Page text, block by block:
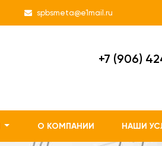
spbsmeta@e1mail.ru
+7 (906)
О КОМПАНИИ НАШИ